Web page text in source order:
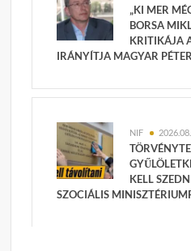
„KI MER
BORSA
KRITIKÁJA
IRÁNYÍTJA MAGYAR
NIF
KELL
SZOCIÁLIS